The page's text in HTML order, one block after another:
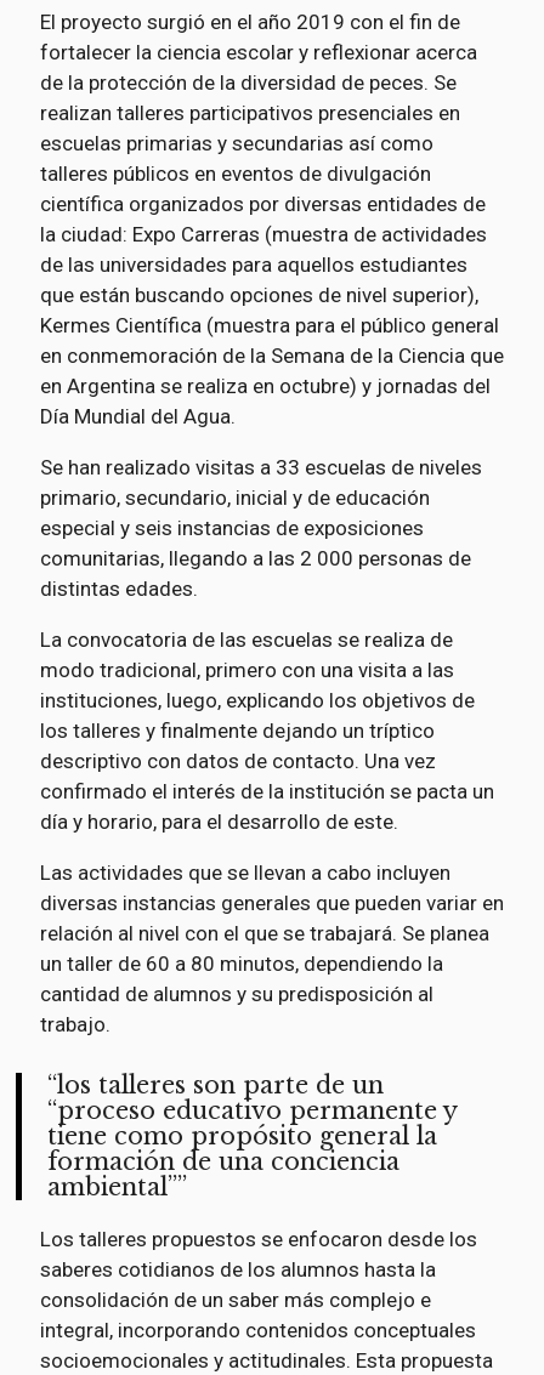
El proyecto surgió en el año 2019 con el fin de
fortalecer la ciencia escolar y reflexionar acerca
de la protección de la diversidad de peces. Se
realizan talleres participativos presenciales en
escuelas primarias y secundarias así como
talleres públicos en eventos de divulgación
científica organizados por diversas entidades de
la ciudad: Expo Carreras (muestra de actividades
de las universidades para aquellos estudiantes
que están buscando opciones de nivel superior),
Kermes Científica (muestra para el público general
en conmemoración de la Semana de la Ciencia que
en Argentina se realiza en octubre) y jornadas del
Día Mundial del Agua.
Se han realizado visitas a 33 escuelas de niveles
primario, secundario, inicial y de educación
especial y seis instancias de exposiciones
comunitarias, llegando a las 2 000 personas de
distintas edades.
La convocatoria de las escuelas se realiza de
modo tradicional, primero con una visita a las
instituciones, luego, explicando los objetivos de
los talleres y finalmente dejando un tríptico
descriptivo con datos de contacto. Una vez
confirmado el interés de la institución se pacta un
día y horario, para el desarrollo de este.
Las actividades que se llevan a cabo incluyen
diversas instancias generales que pueden variar en
relación al nivel con el que se trabajará. Se planea
un taller de 60 a 80 minutos, dependiendo la
cantidad de alumnos y su predisposición al
trabajo.
los talleres son parte de un
“proceso educativo permanente y
tiene como propósito general la
formación de una conciencia
ambiental”
Los talleres propuestos se enfocaron desde los
saberes cotidianos de los alumnos hasta la
consolidación de un saber más complejo e
integral, incorporando contenidos conceptuales
socioemocionales y actitudinales. Esta propuesta